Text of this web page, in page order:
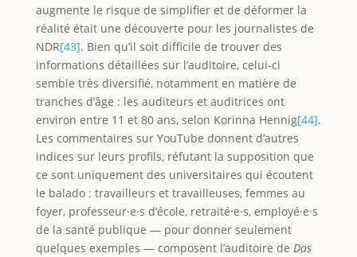
augmente le risque de simplifier et de déformer la
réalité était une découverte pour les journalistes de
NDR[43]. Bien qu’il soit difficile de trouver des
informations détaillées sur l’auditoire, celui-ci
semble très diversifié, notamment en matière de
tranches d’âge : les auditeurs et auditrices ont
environ entre 11 et 80 ans, selon Korinna Hennig[44].
Les commentaires sur YouTube donnent d’autres
indices sur leurs profils, réfutant la supposition que
ce sont uniquement des universitaires qui écoutent
le balado : travailleurs et travailleuses, femmes au
foyer, professeur·e·s d’école, retraité·e·s, employé·e·s
de la santé publique — pour donner seulement
quelques exemples — composent l’auditoire de Das